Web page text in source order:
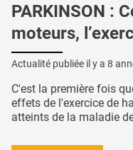
PARKINSON :
moteurs,
Actualité publiée il y a 8
C'est la première fois
effets de l'exercice de
atteints de la maladie